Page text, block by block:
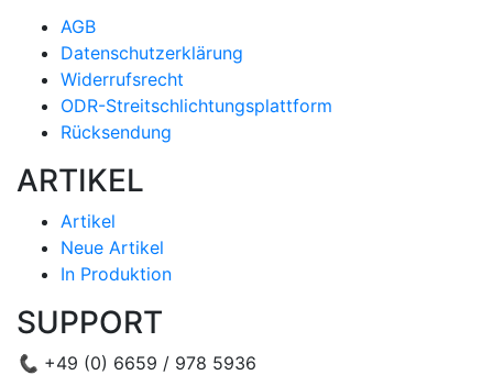
AGB
Datenschutzerklärung
Widerrufsrecht
ODR-Streitschlichtungsplattform
Rücksendung
ARTIKEL
Artikel
Neue Artikel
In Produktion
SUPPORT
📞 +49 (0) 6659 / 978 5936